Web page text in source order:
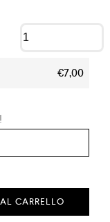
€7,00
CARRELLO